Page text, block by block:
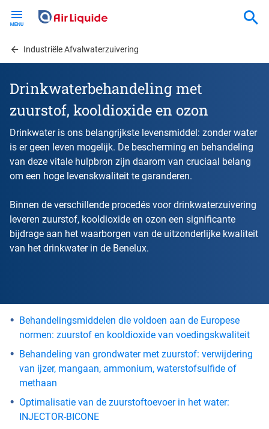
contentIndustriële Afvalwaterzuivering
Drinkwaterbehandeling met
zuurstof, kooldioxide en ozon
Drinkwater is ons belangrijkste levensmiddel: zonder water
is er geen leven mogelijk. De bescherming en behandeling
van deze vitale hulpbron zijn daarom van cruciaal belang
om een hoge levenskwaliteit te garanderen.
Binnen de verschillende procedés voor drinkwaterzuivering
leveren zuurstof, kooldioxide en ozon een significante
bijdrage aan het waarborgen van de uitzonderlijke kwaliteit
van het drinkwater in de Benelux.
Behandelingsmiddelen die voldoen aan de Europese
normen: zuurstof en kooldioxide van voedingskwaliteit
Behandeling van grondwater met zuurstof: verwijdering
van ijzer, mangaan, ammonium, waterstofsulfide of
methaan
Optimalisatie van de zuurstoftoevoer in het water:
INJECTOR-BICONE